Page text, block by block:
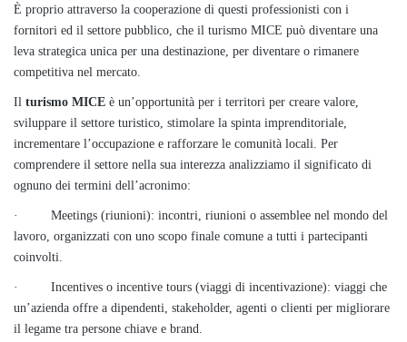
È proprio attraverso la cooperazione di questi professionisti con i
fornitori ed il settore pubblico, che il turismo MICE può diventare una
leva strategica unica per una destinazione, per diventare o rimanere
competitiva nel mercato.
Il turismo MICE è un’opportunità per i territori per creare valore,
sviluppare il settore turistico, stimolare la spinta imprenditoriale,
incrementare l’occupazione e rafforzare le comunità locali. Per
comprendere il settore nella sua interezza analizziamo il significato di
ognuno dei termini dell’acronimo:
· Meetings (riunioni): incontri, riunioni o assemblee nel mondo del
lavoro, organizzati con uno scopo finale comune a tutti i partecipanti
coinvolti.
· Incentives o incentive tours (viaggi di incentivazione): viaggi che
un’azienda offre a dipendenti, stakeholder, agenti o clienti per migliorare
il legame tra persone chiave e brand.